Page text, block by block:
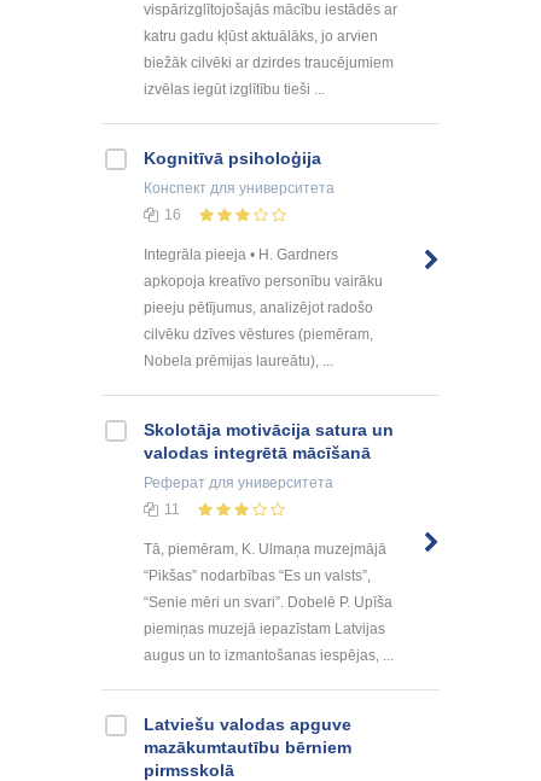
vispārizglītojošajās mācību iestādēs ar
katru gadu kļūst aktuālāks, jo arvien
biežāk cilvēki ar dzirdes traucējumiem
izvēlas iegūt izglītību tieši ...
Kognitīvā psiholoģija
Конспект для университета
16
Integrāla pieeja • H. Gardners
apkopoja kreatīvo personību vairāku
pieeju pētījumus, analizējot radošo
cilvēku dzīves vēstures (piemēram,
Nobela prēmijas laureātu), ...
Skolotāja motivācija satura un
valodas integrētā mācīšanā
Реферат для университета
11
Tā, piemēram, K. Ulmaņa muzejmājā
“Pikšas” nodarbības “Es un valsts”,
“Senie mēri un svari”. Dobelē P. Upīša
piemiņas muzejā iepazīstam Latvijas
augus un to izmantošanas iespējas, ...
Latviešu valodas apguve
mazākumtautību bērniem
pirmsskolā